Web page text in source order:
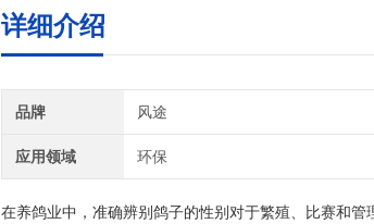
详细介绍
品牌 风途
应用领域 环保
在养鸽业中，准确辨别鸽子的性别对于繁殖、比赛和